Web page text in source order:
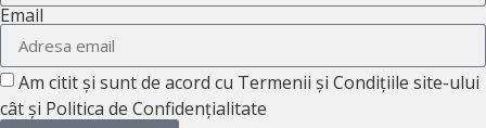
Email
Am citit și sunt de acord cu Termenii și Condițiile site-ului
cât și Politica de Confidențialitate